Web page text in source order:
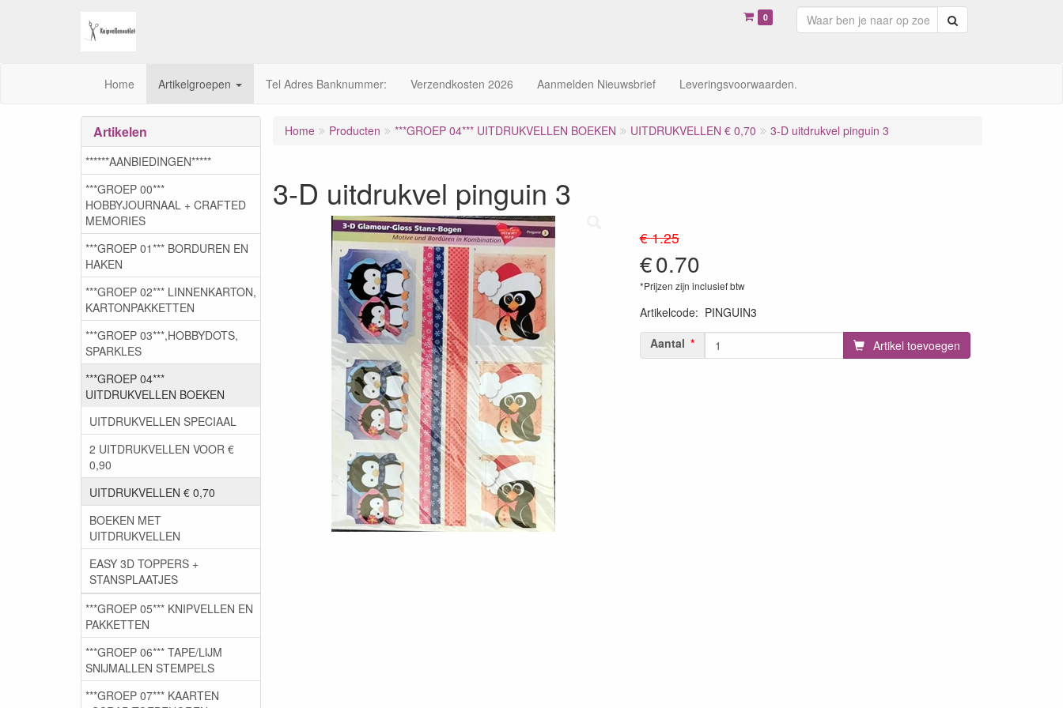
0
Home Artikelgroepen Tel Adres Banknummer: Verzendkosten 2026 Aanmelden Nieuwsbrief Leveringsvoorwaarden.
Home Producten ***GROEP 04*** UITDRUKVELLEN BOEKEN UITDRUKVELLEN € 0,70 3-D uitdrukvel pinguin 3
3-D uitdrukvel pinguin 3
€ 1.25
€0.70
*Prijzen zijn inclusief btw
Artikelcode: PINGUIN3
Aantal
Artikel toevoegen
Artikelen
******AANBIEDINGEN*****
***GROEP 00***
HOBBYJOURNAAL + CRAFTED
MEMORIES
***GROEP 01*** BORDUREN EN
HAKEN
***GROEP 02*** LINNENKARTON,
KARTONPAKKETTEN
***GROEP 03***,HOBBYDOTS,
SPARKLES
***GROEP 04***
UITDRUKVELLEN BOEKEN
UITDRUKVELLEN SPECIAAL
2 UITDRUKVELLEN VOOR €
0,90
UITDRUKVELLEN € 0,70
BOEKEN MET
UITDRUKVELLEN
EASY 3D TOPPERS +
STANSPLAATJES
***GROEP 05*** KNIPVELLEN EN
PAKKETTEN
***GROEP 06*** TAPE/LIJM
SNIJMALLEN STEMPELS
***GROEP 07*** KAARTEN